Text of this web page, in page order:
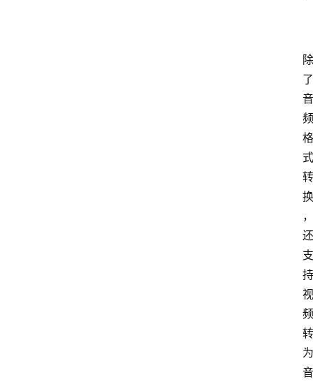
除
了
音
频
格
式
转
换
，
还
支
持
视
频
转
为
音